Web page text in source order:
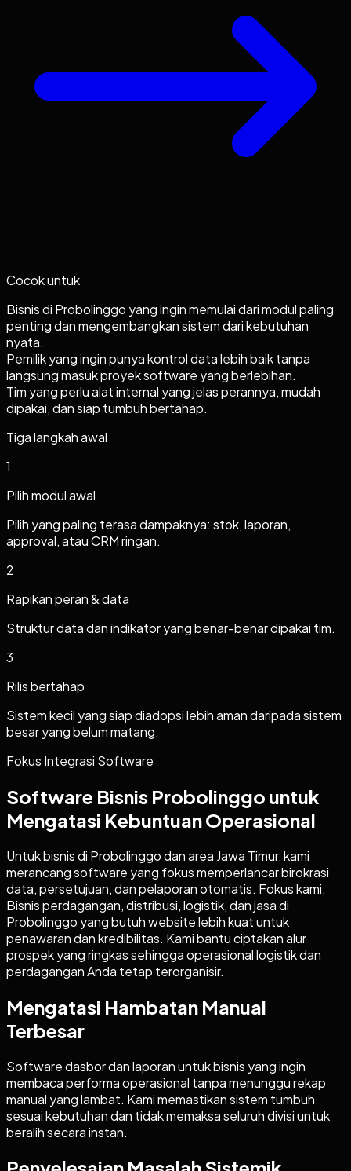
Cocok untuk
Bisnis di Probolinggo yang ingin memulai dari modul paling
penting dan mengembangkan sistem dari kebutuhan
nyata.
Pemilik yang ingin punya kontrol data lebih baik tanpa
langsung masuk proyek software yang berlebihan.
Tim yang perlu alat internal yang jelas perannya, mudah
dipakai, dan siap tumbuh bertahap.
Tiga langkah awal
1
Pilih modul awal
Pilih yang paling terasa dampaknya: stok, laporan,
approval, atau CRM ringan.
2
Rapikan peran & data
Struktur data dan indikator yang benar-benar dipakai tim.
3
Rilis bertahap
Sistem kecil yang siap diadopsi lebih aman daripada sistem
besar yang belum matang.
Fokus Integrasi Software
Software Bisnis Probolinggo untuk
Mengatasi Kebuntuan Operasional
Untuk bisnis di Probolinggo dan area Jawa Timur, kami
merancang software yang fokus memperlancar birokrasi
data, persetujuan, dan pelaporan otomatis. Fokus kami:
Bisnis perdagangan, distribusi, logistik, dan jasa di
Probolinggo yang butuh website lebih kuat untuk
penawaran dan kredibilitas. Kami bantu ciptakan alur
prospek yang ringkas sehingga operasional logistik dan
perdagangan Anda tetap terorganisir.
Mengatasi Hambatan Manual
Terbesar
Software dasbor dan laporan untuk bisnis yang ingin
membaca performa operasional tanpa menunggu rekap
manual yang lambat. Kami memastikan sistem tumbuh
sesuai kebutuhan dan tidak memaksa seluruh divisi untuk
beralih secara instan.